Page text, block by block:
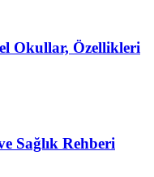
Okullar, Özellikleri
Sağlık Rehberi